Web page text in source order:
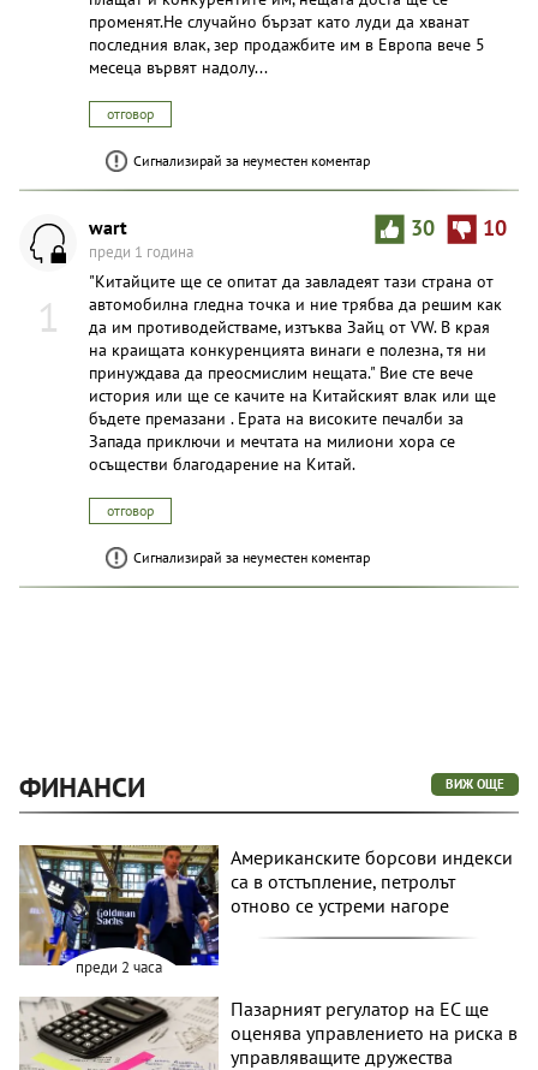
променят.Не случайно бързат като луди да хванат
последния влак, зер продажбите им в Европа вече 5
месеца вървят надолу...
отговор
Сигнализирай за неуместен коментар
1
30 10
wart
преди 1 година
"Китайците ще се опитат да завладеят тази страна от
автомобилна гледна точка и ние трябва да решим как
да им противодействаме, изтъква Зайц от VW. В края
на краищата конкуренцията винаги е полезна, тя ни
принуждава да преосмислим нещата." Вие сте вече
история или ще се качите на Китайският влак или ще
бъдете премазани . Ерата на високите печалби за
Запада приключи и мечтата на милиони хора се
осъществи благодарение на Китай.
отговор
Сигнализирай за неуместен коментар
ФИНАНСИ ВИЖ ОЩЕ
преди 2 часа
Американските борсови индекси
са в отстъпление, петролът
отново се устреми нагоре
Пазарният регулатор на ЕС ще
оценява управлението на риска в
управляващите дружества